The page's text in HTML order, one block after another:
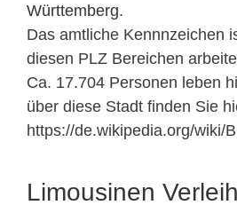
Württemberg.
Das amtliche Kennnzeichen
diesen PLZ Bereichen
Ca. 17.704 Personen leben
über diese Stadt finden Sie
https://de.wikipedia.org/wiki/
Limousinen